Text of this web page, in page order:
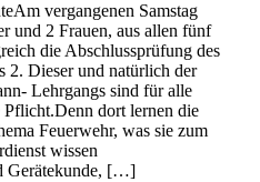
vergangenen Samstag
und 2 Frauen, aus allen fünf
die Abschlussprüfung des
2. Dieser und natürlich der
Lehrgangs sind für alle
Pflicht.Denn dort lernen die
Feuerwehr, was sie zum
wissen
Gerätekunde, […]